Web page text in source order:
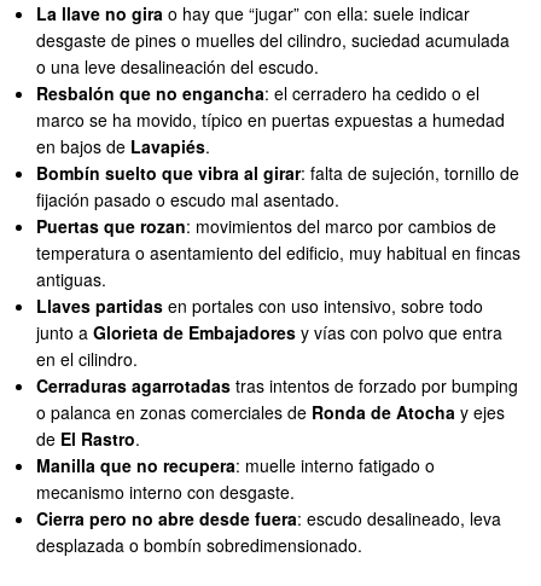
La llave no gira o hay que “jugar” con ella: suele indicar
desgaste de pines o muelles del cilindro, suciedad acumulada
o una leve desalineación del escudo.
Resbalón que no engancha: el cerradero ha cedido o el
marco se ha movido, típico en puertas expuestas a humedad
en bajos de Lavapiés.
Bombín suelto que vibra al girar: falta de sujeción, tornillo de
fijación pasado o escudo mal asentado.
Puertas que rozan: movimientos del marco por cambios de
temperatura o asentamiento del edificio, muy habitual en fincas
antiguas.
Llaves partidas en portales con uso intensivo, sobre todo
junto aGlorieta de Embajadores y vías con polvo que entra
en el cilindro.
Cerraduras agarrotadas tras intentos de forzado por bumping
o palanca en zonas comerciales de Ronda de Atocha y ejes
de El Rastro.
Manilla que no recupera: muelle interno fatigado o
mecanismo interno con desgaste.
Cierra pero no abre desde fuera: escudo desalineado, leva
desplazada o bombín sobredimensionado.